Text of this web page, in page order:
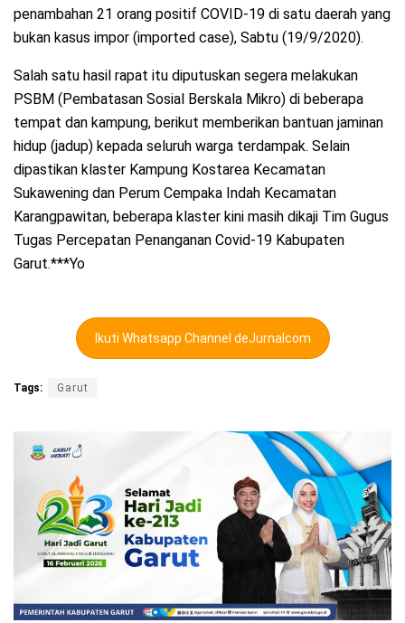
penambahan 21 orang positif COVID-19 di satu daerah yang
bukan kasus impor (imported case), Sabtu (19/9/2020).
Salah satu hasil rapat itu diputuskan segera melakukan
PSBM (Pembatasan Sosial Berskala Mikro) di beberapa
tempat dan kampung, berikut memberikan bantuan jaminan
hidup (jadup) kepada seluruh warga terdampak. Selain
dipastikan klaster Kampung Kostarea Kecamatan
Sukawening dan Perum Cempaka Indah Kecamatan
Karangpawitan, beberapa klaster kini masih dikaji Tim Gugus
Tugas Percepatan Penanganan Covid-19 Kabupaten
Garut.***Yo
Ikuti Whatsapp Channel deJurnalcom
Tags: Garut